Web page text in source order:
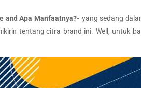
and Apa Manfaatnya?-yang sedang
tentang citra brand ini. Well, untuk